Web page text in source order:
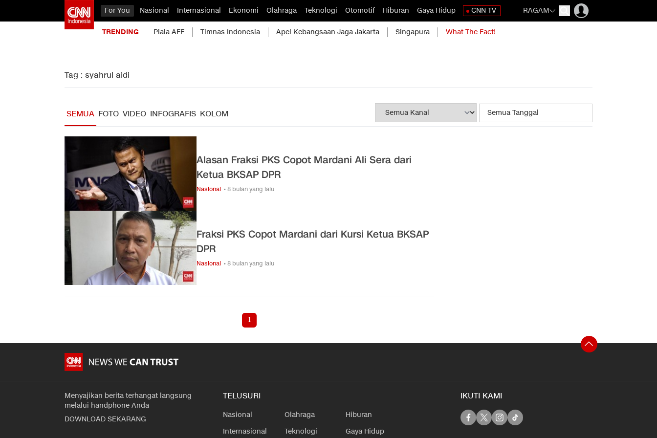
For You Nasional Internasional Ekonomi Olahraga Teknologi Otomotif Hiburan Gaya Hidup CNN TV RAGAM
TRENDING Piala AFF Timnas Indonesia Apel Kebangsaan Jaga Jakarta Singapura What The Fact!
Tag : syahrul aidi
SEMUA FOTO VIDEO INFOGRAFIS KOLOM
Alasan Fraksi PKS Copot Mardani Ali Sera dari
Ketua BKSAP DPR
Nasional • 8 bulan yang lalu
Fraksi PKS Copot Mardani dari Kursi Ketua BKSAP
DPR
Nasional • 8 bulan yang lalu
1
Menyajikan berita terhangat langsung
melalui handphone Anda
DOWNLOAD SEKARANG
TELUSURI
Nasional
Internasional
Olahraga
Teknologi
Hiburan
Gaya Hidup
IKUTI KAMI